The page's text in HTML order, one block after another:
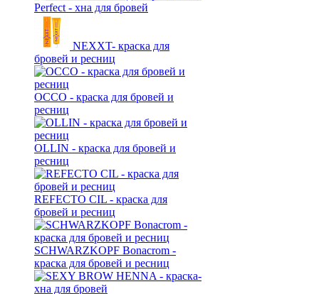
Perfect - хна для бровей
NEXXT- краска для
бровей и ресниц
OCCO - краска для бровей и
ресниц
OLLIN - краска для бровей и
ресниц
REFECTO CIL - краска для
бровей и ресниц
SCHWARZKOPF Bonacrom -
краска для бровей и ресниц